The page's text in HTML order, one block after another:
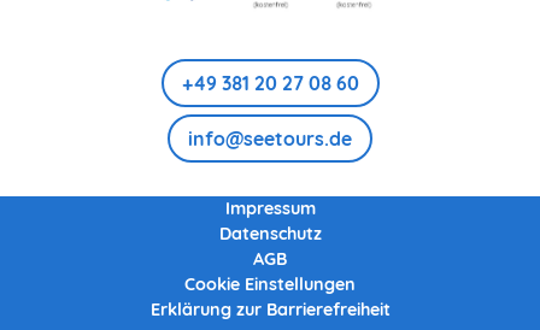
+49 381 20 27 08 60
info@seetours.de
Impressum
Datenschutz
AGB
Cookie Einstellungen
Erklärung zur Barrierefreiheit